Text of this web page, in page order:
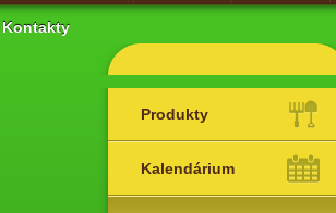
Kontakty
Produkty
Kalendárium